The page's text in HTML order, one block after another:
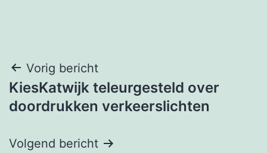
Bericht
navigatie
Vorig bericht
KiesKatwijk teleurgesteld over
doordrukken verkeerslichten
Volgend bericht